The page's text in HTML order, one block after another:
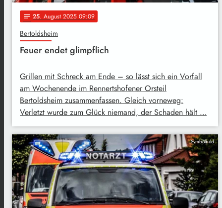
notes 25. August 2025 09:09
Bertoldsheim
Feuer endet glimpflich
Grillen mit Schreck am Ende – so lässt sich ein Vorfall
am Wochenende im Rennertshofener Orsteil
Bertoldsheim zusammenfassen. Gleich vorneweg:
Verletzt wurde zum Glück niemand, der Schaden hält …
Symbolbild